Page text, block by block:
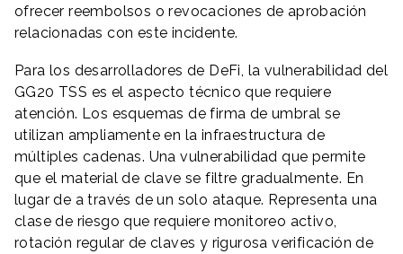
ofrecer reembolsos o revocaciones de aprobación
relacionadas con este incidente.
Para los desarrolladores de DeFi, la vulnerabilidad del
GG20 TSS es el aspecto técnico que requiere
atención. Los esquemas de firma de umbral se
utilizan ampliamente en la infraestructura de
múltiples cadenas. Una vulnerabilidad que permite
que el material de clave se filtre gradualmente. En
lugar de a través de un solo ataque. Representa una
clase de riesgo que requiere monitoreo activo,
rotación regular de claves y rigurosa verificación de